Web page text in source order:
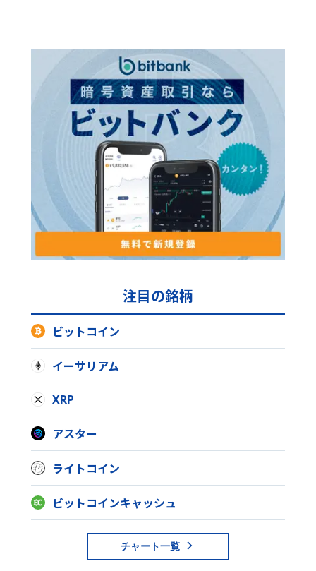
注目の銘柄
ビットコイン
イーサリアム
XRP
アスター
ライトコイン
ビットコインキャッシュ
チャート一覧